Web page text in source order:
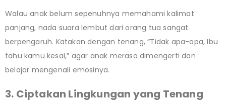
Walau anak belum sepenuhnya memahami kalimat
panjang, nada suara lembut dari orang tua sangat
berpengaruh. Katakan dengan tenang, “Tidak apa-apa, Ibu
tahu kamu kesal,” agar anak merasa dimengerti dan
belajar mengenali emosinya.
3. Ciptakan Lingkungan yang Tenang